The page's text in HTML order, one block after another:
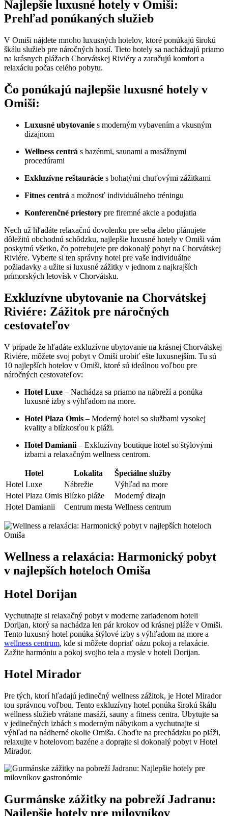
Najlepšie luxusné hotely v Omiši:
Prehľad ponúkaných služieb
V Omiši nájdete mnoho luxusných hotelov, ktoré ponúkajú širokú
škálu služieb pre náročných hostí. Tieto hotely sa nachádzajú priamo
na krásnych plážach Chorvátskej Riviéry a zaručujú komfort a
relaxáciu počas celého pobytu.
Čo ponúkajú najlepšie luxusné hotely v
Omiši:
Luxusné ubytovanie s moderným vybavením a vkusným
dizajnom
Wellness centrá s bazénmi, saunami a masážnymi
procedúrami
Exkluzívne reštaurácie s bohatými chuťovými zážitkami
Fitnes centrá a možnosť individuálneho tréningu
Konferenčné priestory pre firemné akcie a podujatia
Nech už hľadáte relaxačnú dovolenku pre seba alebo plánujete
dôležitú obchodnú schôdzku, najlepšie luxusné hotely v Omiši vám
poskytnú všetko, čo potrebujete pre dokonalý pobyt na Chorvátskej
Riviére. Vyberte si ten správny hotel pre vaše individuálne
požiadavky a užite si luxusné zážitky v jednom z najkrajších
prímorských letovísk v Chorvátsku.
Exkluzívne ubytovanie na Chorvátskej
Riviére: Zážitok pre náročných
cestovateľov
V prípade že hľadáte exkluzívne ubytovanie na krásnej Chorvátskej
Riviére, môžete svoj pobyt v Omiši urobiť ešte luxusnejším. Tu sú
10 najlepších hotelov v Omiši, ktoré sú ideálnou voľbou pre
náročných cestovateľov:
Hotel Luxe – Nachádza sa priamo na nábreží a ponúka
luxusné izby s výhľadom na more.
Hotel Plaza Omis – Moderný hotel so službami vysokej
kvality a blízkosťou k pláži.
Hotel Damianii – Exkluzívny boutique hotel so štýlovými
izbami a relaxačným wellness centrom.
Hotel Lokalita
Špeciálne služby
Hotel Luxe
Nábrežie
Výhľad na more
Hotel Plaza Omis Blízko pláže
Moderný dizajn
Hotel Damianii
Centrum mesta Wellness centrum
Wellness a relaxácia: Harmonický pobyt
v najlepších hoteloch Omiša
Hotel Dorijan
Vychutnajte si relaxačný pobyt v moderne zariadenom hoteli
Dorijan, ktorý sa nachádza len pár krokov od krásnej pláže v Omiši.
Tento luxusný hotel ponúka štýlové izby s výhľadom na more a
wellness centrum, kde si môžete dopriať oázu pokoj a relaxácie.
Zažite harmóniu a pokoj svojho tela a mysle v hoteli Dorijan.
Hotel Mirador
Pre tých, ktorí hľadajú jedinečný wellness zážitok, je Hotel Mirador
tou správnou voľbou. Tento exkluzívny hotel ponúka širokú škálu
wellness služieb vrátane masáží, sauny a fitness centra. Ubytujte sa
v jedinečných izbách s moderným nábytkom a vychutnajte si
výhľad na nádherné okolie Omiša. Choďte na prechádzku po pláži,
relaxujte v hotelovom bazéne a doprajte si dokonalý pobyt v Hotel
Mirador.
Gurmánske zážitky na pobreží Jadranu:
Najlepšie hotely pre milovníkov